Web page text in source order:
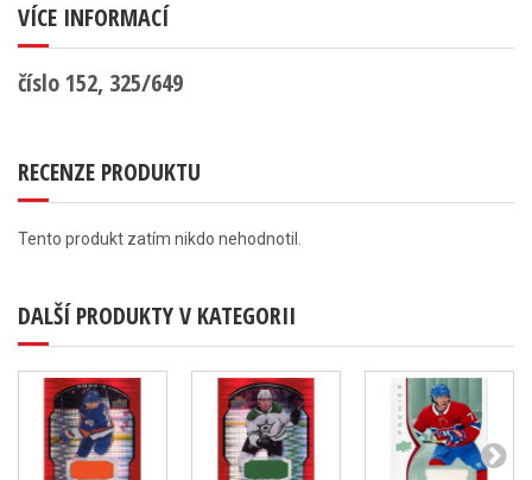
VÍCE INFORMACÍ
číslo 152, 325/649
RECENZE PRODUKTU
Tento produkt zatím nikdo nehodnotil.
DALŠÍ PRODUKTY V KATEGORII